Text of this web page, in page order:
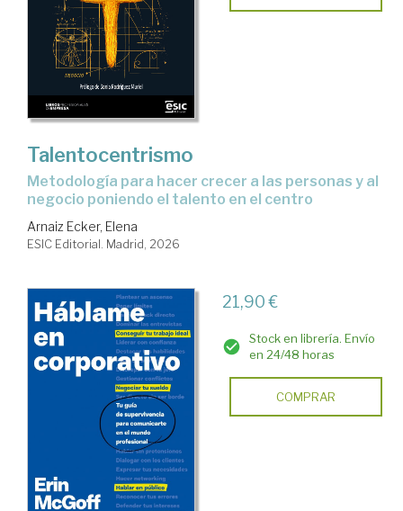
Coaching
Talentocentrismo
Metodología para hacer crecer a las personas y al
negocio poniendo el talento en el centro
Arnaiz Ecker, Elena
ESIC Editorial. Madrid, 2026
21,90 €
Stock en librería. Envío
en 24/48 horas
COMPRAR